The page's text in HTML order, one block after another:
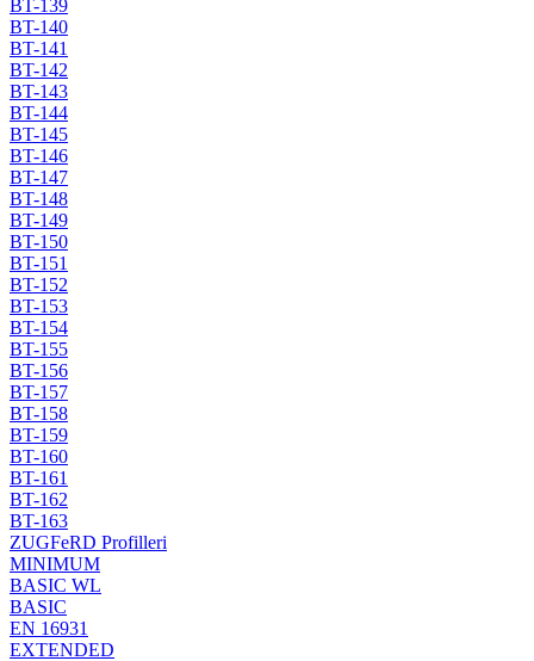
BT-139
BT-140
BT-141
BT-142
BT-143
BT-144
BT-145
BT-146
BT-147
BT-148
BT-149
BT-150
BT-151
BT-152
BT-153
BT-154
BT-155
BT-156
BT-157
BT-158
BT-159
BT-160
BT-161
BT-162
BT-163
ZUGFeRD Profilleri
MINIMUM
BASIC WL
BASIC
EN 16931
EXTENDED